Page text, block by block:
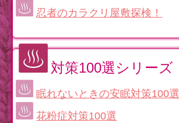
忍者のカラクリ屋敷探検！
対策100選シリーズ
眠れないときの安眠対策100選
花粉症対策100選